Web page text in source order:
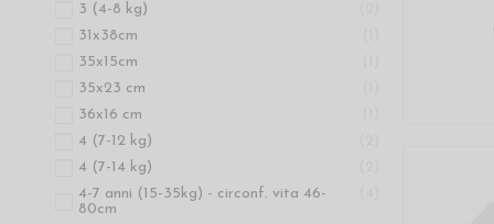
3 (4-8 kg)
31x38cm
35x15cm
35x23 cm
36x16 cm
4 (7-12 kg)
4 (7-14 kg)
4-7 anni (15-35kg) - circonf. vita 46-
80cm